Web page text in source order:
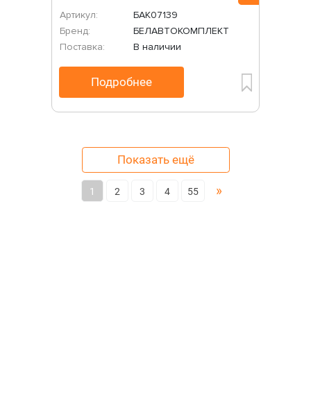
Артикул:
БАК07139
Бренд:
БЕЛАВТОКОМПЛЕКТ
Поставка:
В наличии
Подробнее
1 2 3 4 55 »
Показать ещё